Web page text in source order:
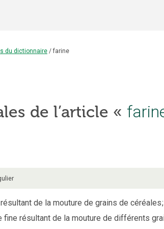
du dictionnaire / farine
de l’article «
de la mouture de grains de céréales;
fine résultant de la mouture de différents